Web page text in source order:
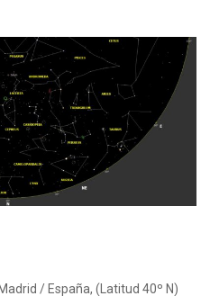
/ España, (Latitud 40º N)